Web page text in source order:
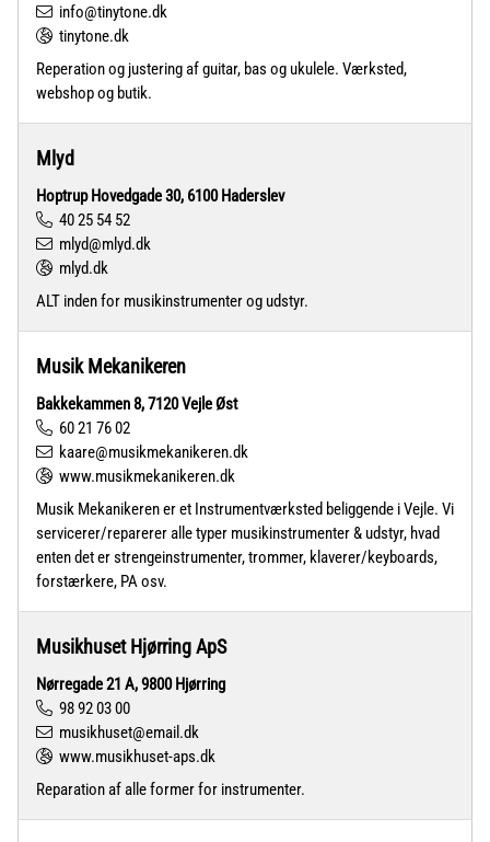
info@tinytone.dk
tinytone.dk
Reperation og justering af guitar, bas og ukulele. Værksted,
webshop og butik.
Mlyd
Hoptrup Hovedgade 30, 6100 Haderslev
40 25 54 52
mlyd@mlyd.dk
mlyd.dk
ALT inden for musikinstrumenter og udstyr.
Musik Mekanikeren
Bakkekammen 8, 7120 Vejle Øst
60 21 76 02
kaare@musikmekanikeren.dk
www.musikmekanikeren.dk
Musik Mekanikeren er et Instrumentværksted beliggende i Vejle. Vi
servicerer/reparerer alle typer musikinstrumenter & udstyr, hvad
enten det er strengeinstrumenter, trommer, klaverer/keyboards,
forstærkere, PA osv.
Musikhuset Hjørring ApS
Nørregade 21 A, 9800 Hjørring
98 92 03 00
musikhuset@email.dk
www.musikhuset-aps.dk
Reparation af alle former for instrumenter.